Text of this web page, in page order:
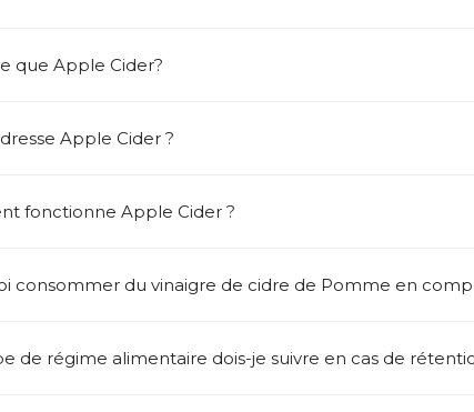
que Apple Cider?
Apple Cider ?
fonctionne Apple Cider ?
consommer du vinaigre de cidre de Pomme en
de régime alimentaire dois-je suivre en cas de